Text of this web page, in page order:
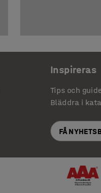
Inspireras
Tips och
Bläddra i
FÅ